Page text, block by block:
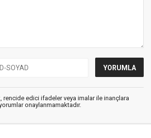
rencide edici ifadeler veya imalar ile inançlara
onaylanmamaktadır.